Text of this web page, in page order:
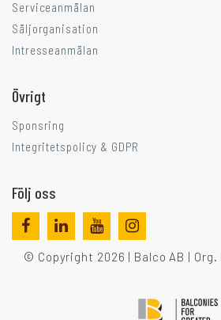
Serviceanmälan
Säljorganisation
Intresseanmälan
Övrigt
Sponsring
Integritetspolicy & GDPR
Följ oss
© Copyright 2026 | Balco AB | Org.